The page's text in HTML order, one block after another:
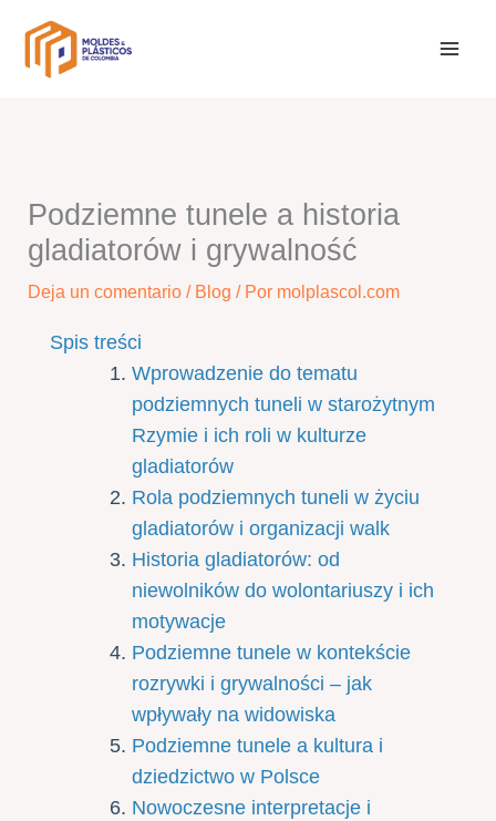
contenido
Podziemne tunele a historia
gladiatorów i grywalność
Deja un comentario / Blog / Por molplascol.com
Spis treści
Wprowadzenie do tematu
podziemnych tuneli w starożytnym
Rzymie i ich roli w kulturze
gladiatorów
Rola podziemnych tuneli w życiu
gladiatorów i organizacji walk
Historia gladiatorów: od
niewolników do wolontariuszy i ich
motywacje
Podziemne tunele w kontekście
rozrywki i grywalności – jak
wpływały na widowiska
Podziemne tunele a kultura i
dziedzictwo w Polsce
Nowoczesne interpretacje i